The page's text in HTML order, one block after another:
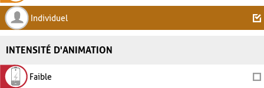
Individuel
INTENSITÉ D'ANIMATION
Faible